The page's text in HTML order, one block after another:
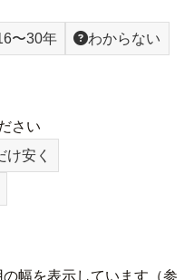
〜30年 わからない
さい
け安く
幅を表示しています（参